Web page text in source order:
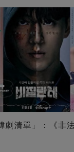
劇清單」：《非